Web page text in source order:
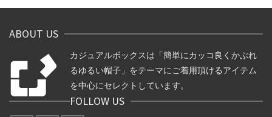
ペ
ー
ジ
送
り
ABOUT US
カジュアルボックスは「簡単にカッコ良くかぶれ
るゆるい帽子」をテーマにご着用頂けるアイテム
を中心にセレクトしています。
FOLLOW US